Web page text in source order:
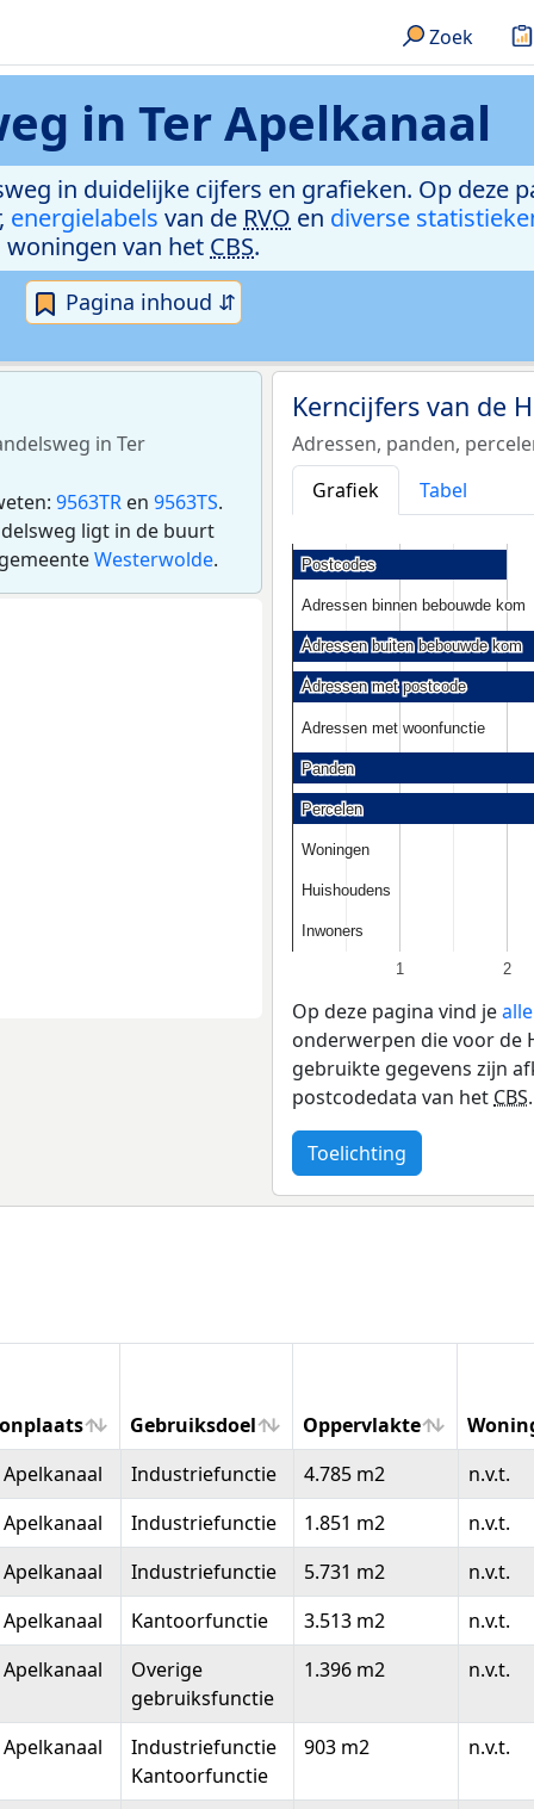
Zoek
in Ter Apelkanaal
in duidelijke cijfers en grafieken. Op deze
energielabels van de RVO en diverse
woningen van het CBS.
Pagina inhoud ⇵
in Ter
9563TR en 9563TS.
ligt in de buurt
Westerwolde.
Kerncijfers van de
Adressen, panden,
Grafiek
Tabel
1 2
Postcodes
Postcodes
Adressen binnen bebouwde kom
Adressen binnen bebouwde kom
Adressen buiten bebouwde kom
Adressen buiten bebouwde kom
Adressen met postcode
Adressen met postcode
Adressen met woonfunctie
Adressen met woonfunctie
Panden
Panden
Percelen
Percelen
Woningen
Woningen
Huishoudens
Huishoudens
Inwoners
Inwoners
Op deze pagina vind je
onderwerpen die voor de
gebruikte gegevens zijn
postcodedata van het CBS.
Toelichting
Gebruiksdoel Oppervlakte
Gebruiksdoel Oppervlakte
Industriefunctie 4.785 m2
n.v.t.
Industriefunctie 1.851 m2
n.v.t.
Industriefunctie 5.731 m2
n.v.t.
Kantoorfunctie 3.513 m2
n.v.t.
Overige
gebruiksfunctie
1.396 m2 n.v.t.
Industriefunctie
Kantoorfunctie
903 m2 n.v.t.